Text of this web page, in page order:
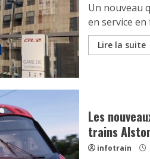
Un nouveau
en service en
Lire la suite
Les
trains
infotrain